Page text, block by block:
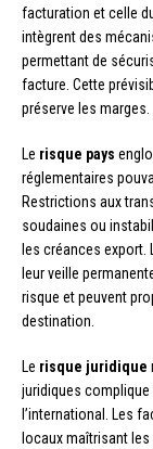
facturation et celle
intègrent des
permettant de
facture. Cette
préserve les marges.
Le risque pays
réglementaires
Restrictions aux
soudaines ou
les créances
leur veille
risque et peuvent
destination.
Le risque juridique
juridiques
l’international. Les
locaux maîtrisant